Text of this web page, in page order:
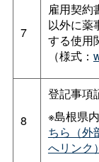
7
雇用契約
以外に薬
する使用
（様式：
8
登記事項
※島根県
ちら（外
へリンク）